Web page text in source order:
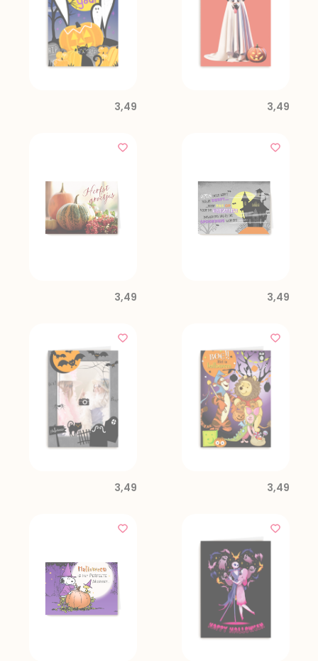
3,49 3,49
3,49 3,49
3,49 3,49